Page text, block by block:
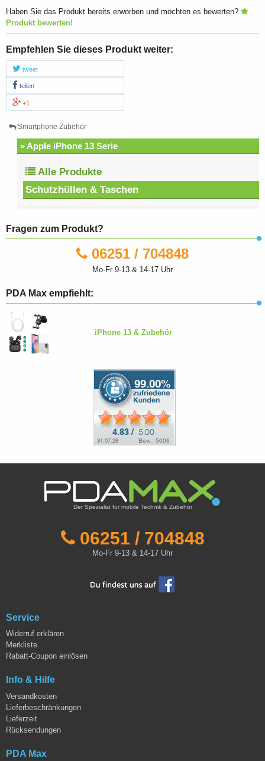
Haben Sie das Produkt bereits erworben und möchten es bewerten?
Produkt bewerten!
Empfehlen Sie dieses Produkt weiter:
tweet
teilen
+1
Smartphone Zubehör
» Apple iPhone 13 Serie
Alle Produkte
Schutzhüllen & Taschen
Fragen zum Produkt?
06251 / 704848
Mo-Fr 9-13 & 14-17 Uhr
PDA Max empfiehlt:
iPhone 13 & Zubehör
Der Spezialist für mobile Technik & Zubehör
06251 / 704848
Mo-Fr 9-13 & 14-17 Uhr
Service
Widerruf erklären
Merkliste
Rabatt-Coupon einlösen
Info & Hilfe
Versandkosten
Lieferbeschränkungen
Lieferzeit
Rücksendungen
PDA Max